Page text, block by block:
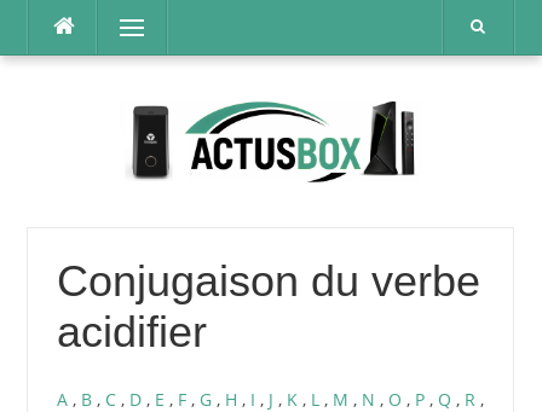
contenu
Menu
Conjugaison du verbe
acidifier
A , B , C , D , E , F , G , H , I , J , K , L , M , N , O , P , Q , R ,